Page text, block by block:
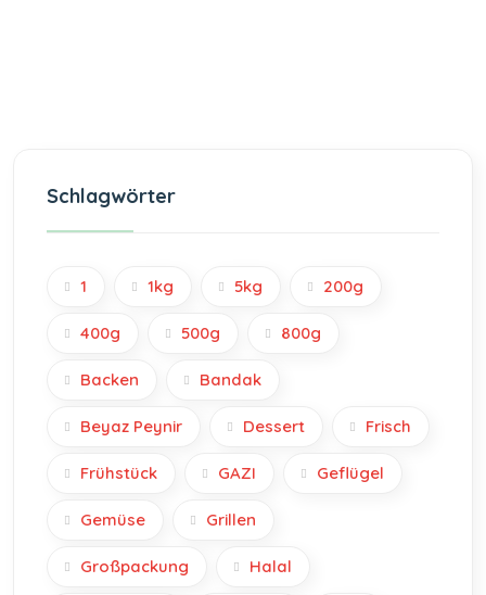
Schlagwörter
1 1kg 5kg 200g
400g 500g 800g
Backen Bandak
Beyaz Peynir Dessert Frisch
Frühstück GAZI Geflügel
Gemüse Grillen
Großpackung Halal